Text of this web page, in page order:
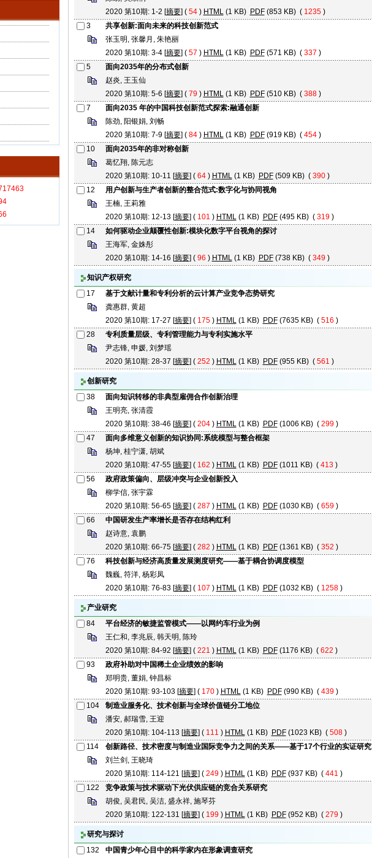
2020 第10期: 1-2 [摘要] (54) HTML(1 KB) PDF(853 KB) ( 1235 )
3
共享创新:面向未来的科技创新范式
张玉明, 张馨月, 朱艳丽
2020 第10期: 3-4 [摘要] (57 ) HTML(1 KB) PDF(571 KB) ( 337 )
5
面向2035年的分布式创新
赵炎, 王玉仙
2020 第10期: 5-6 [摘要] (79 ) HTML(1 KB) PDF(510 KB) ( 388 )
7
面向2035 年的中国科技创新范式探索:融通创新
陈劲, 阳银娟, 刘畅
2020 第10期: 7-9 [摘要] (84) HTML(1 KB) PDF(919 KB) ( 454 )
10
面向2035年的非对称创新
葛忆翔, 陈元志
2020 第10期: 10-11 [摘要] (64) HTML(1 KB) PDF(509 KB) ( 390 )
12
用户创新与生产者创新的整合范式:数字化与协同视角
王楠, 王莉雅
2020 第10期: 12-13 [摘要] (101 ) HTML(1 KB) PDF(495 KB) ( 319 )
14
如何驱动企业颠覆性创新:模块化数字平台视角的探讨
王海军, 金姝彤
2020 第10期: 14-16 [摘要] (96 ) HTML(1 KB) PDF(738 KB) ( 349 )
知识产权研究
17
基于文献计量和专利分析的云计算产业竞争态势研究
龚惠群, 黄超
2020 第10期: 17-27 [摘要] (175) HTML(1 KB) PDF(7635 KB) ( 516 )
28
专利质量层级、专利管理能力与专利实施水平
尹志锋, 申媛, 刘梦瑶
2020 第10期: 28-37 [摘要] (252 ) HTML(1 KB) PDF(955 KB) ( 561 )
创新研究
38
面向知识转移的非典型雇佣合作创新治理
王明亮, 张清霞
2020 第10期: 38-46 [摘要] (204) HTML(1 KB) PDF(1006 KB) ( 299 )
47
面向多维意义创新的知识协同:系统模型与整合框架
杨坤, 桂宁潇, 胡斌
2020 第10期: 47-55 [摘要] (162 ) HTML(1 KB) PDF(1011 KB) ( 413 )
56
政府政策偏向、层级冲突与企业创新投入
柳学信, 张宇霖
2020 第10期: 56-65 [摘要] (287 ) HTML(1 KB) PDF(1030 KB) ( 659 )
66
中国研发生产率增长是否存在结构红利
赵诗意, 袁鹏
2020 第10期: 66-75 [摘要] (282 ) HTML(1 KB) PDF(1361 KB) ( 352 )
76
科技创新与经济高质量发展测度研究——基于耦合协调度模型
魏巍, 符洋, 杨彩凤
2020 第10期: 76-83 [摘要] (107 ) HTML(1 KB) PDF(1032 KB) ( 1258 )
产业研究
84
平台经济的敏捷监管模式——以网约车行业为例
王仁和, 李兆辰, 韩天明, 陈玲
2020 第10期: 84-92 [摘要] (221 ) HTML(1 KB) PDF(1176 KB) ( 622 )
93
政府补助对中国稀土企业绩效的影响
郑明贵, 董娟, 钟昌标
2020 第10期: 93-103 [摘要] (170) HTML(1 KB) PDF(990 KB) ( 439 )
104
制造业服务化、技术创新与全球价值链分工地位
潘安, 郝瑞雪, 王迎
2020 第10期: 104-113 [摘要] (111 ) HTML(1 KB) PDF(1023 KB) ( 508 )
114
创新路径、技术密度与制造业国际竞争力之间的关系——基于17个行业的实证研究
刘兰剑, 王晓琦
2020 第10期: 114-121 [摘要] (249) HTML(1 KB) PDF(937 KB) ( 441 )
122
竞争政策与技术驱动下光伏供应链的竞合关系研究
胡俊, 吴君民, 吴洁, 盛永祥, 施琴芬
2020 第10期: 122-131 [摘要] (199 ) HTML(1 KB) PDF(952 KB) ( 279 )
研究与探讨
132
中国青少年心目中的科学家内在形象调查研究